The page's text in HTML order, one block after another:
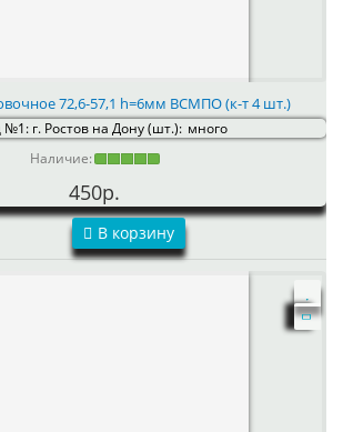
72,6-57,1 h=6мм ВСМПО (к-т 4 шт.)
№1: г. Ростов на Дону (шт.): много
Наличие:
450р.
В корзину